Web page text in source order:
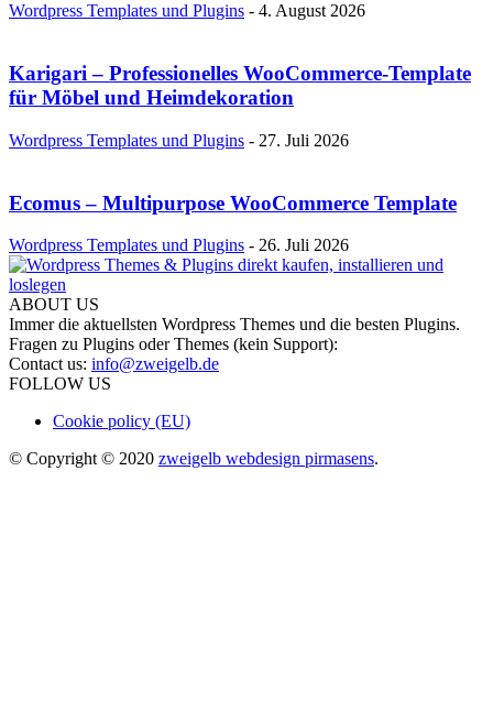
Wordpress Templates und Plugins - 4. August 2026
Karigari – Professionelles WooCommerce-Template
für Möbel und Heimdekoration
Wordpress Templates und Plugins - 27. Juli 2026
Ecomus – Multipurpose WooCommerce Template
Wordpress Templates und Plugins - 26. Juli 2026
ABOUT US
Immer die aktuellsten Wordpress Themes und die besten Plugins.
Fragen zu Plugins oder Themes (kein Support):
Contact us: info@zweigelb.de
FOLLOW US
Cookie policy (EU)
© Copyright © 2020 zweigelb webdesign pirmasens.